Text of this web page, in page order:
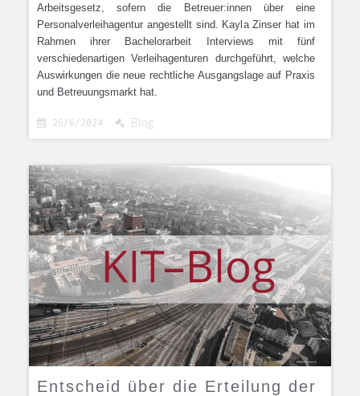
Arbeitsgesetz, sofern die Betreuer:innen über eine
Personalverleihagentur angestellt sind. Kayla Zinser hat im
Rahmen ihrer Bachelorarbeit Interviews mit fünf
verschiedenartigen Verleihagenturen durchgeführt, welche
Auswirkungen die neue rechtliche Ausgangslage auf Praxis
und Betreuungsmarkt hat.
 26/6/2024  Blog
Entscheid über die Erteilung der